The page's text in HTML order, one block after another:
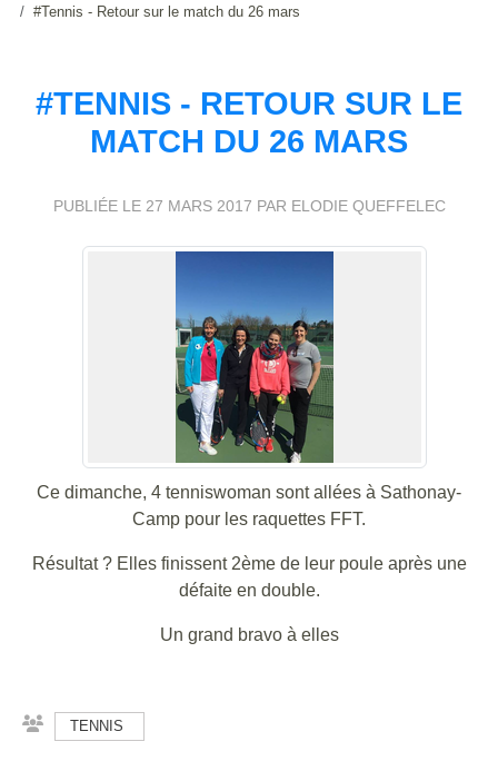
#Tennis - Retour sur le match du 26 mars
#TENNIS - RETOUR SUR LE
MATCH DU 26 MARS
PUBLIÉE LE 27 MARS 2017 PAR ELODIE QUEFFELEC
Ce dimanche, 4 tenniswoman sont allées à Sathonay-
Camp pour les raquettes FFT.
Résultat ? Elles finissent 2ème de leur poule après une
défaite en double.
Un grand bravo à elles
TENNIS